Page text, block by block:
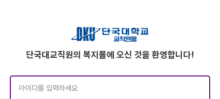
단국대교직원의 복지몰에 오신 것을 환영합니다!